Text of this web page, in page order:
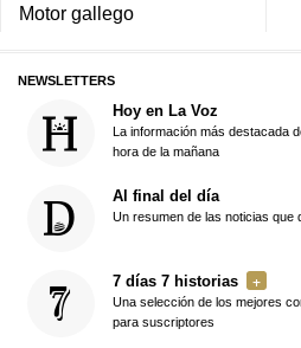
Motor gallego
NEWSLETTERS
Hoy en La Voz
La información más destacada
hora de la mañana
Al final del día
Un resumen de las noticias que
7 días 7 historias
Una selección de los mejores
para suscriptores